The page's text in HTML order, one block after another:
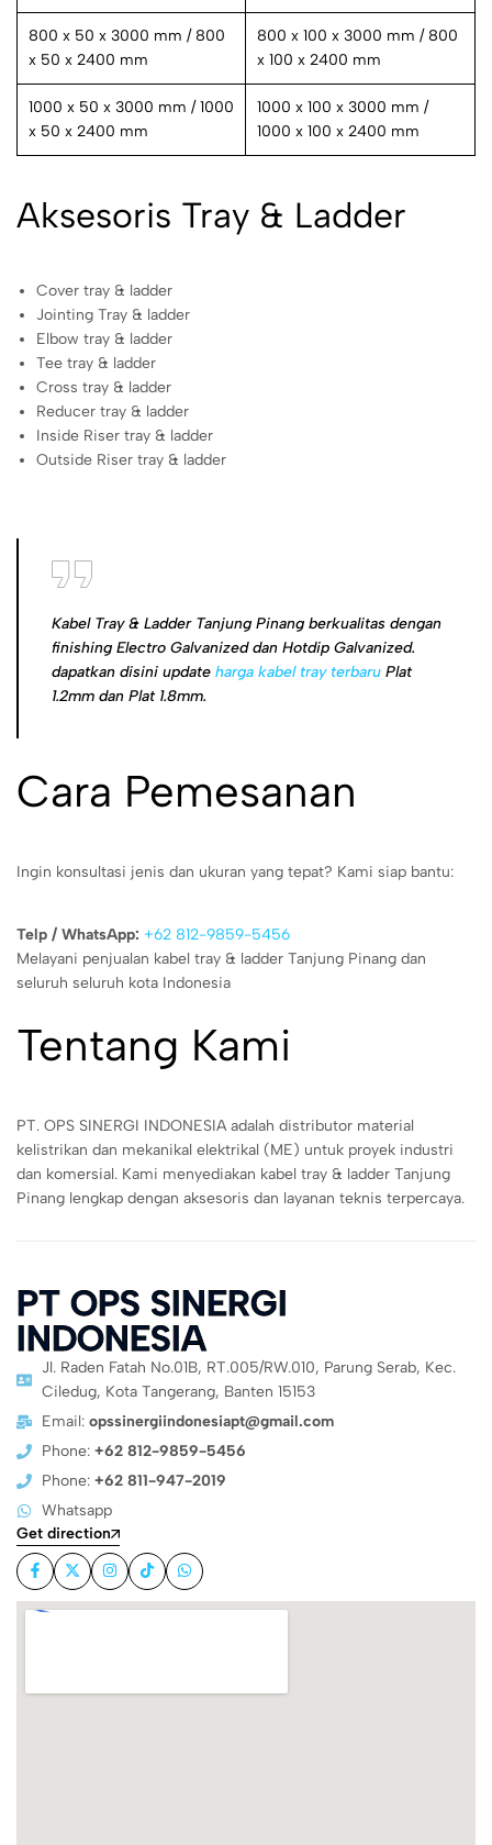
800 x 50 x 3000 mm / 800
x 50 x 2400 mm
800 x 100 x 3000 mm / 800
x 100 x 2400 mm
1000 x 50 x 3000 mm / 1000
x 50 x 2400 mm
1000 x 100 x 3000 mm /
1000 x 100 x 2400 mm
Aksesoris Tray & Ladder
Cover tray & ladder
Jointing Tray & ladder
Elbow tray & ladder
Tee tray & ladder
Cross tray & ladder
Reducer tray & ladder
Inside Riser tray & ladder
Outside Riser tray & ladder
Kabel Tray & Ladder Tanjung Pinang berkualitas dengan
finishing Electro Galvanized dan Hotdip Galvanized.
dapatkan disini update harga kabel tray terbaru Plat
1.2mm dan Plat 1.8mm.
Cara Pemesanan
Ingin konsultasi jenis dan ukuran yang tepat? Kami siap bantu:
Telp / WhatsApp: +62 812-9859-5456
Melayani penjualan kabel tray & ladder Tanjung Pinang dan
seluruh seluruh kota Indonesia
Tentang Kami
PT. OPS SINERGI INDONESIA adalah distributor material
kelistrikan dan mekanikal elektrikal (ME) untuk proyek industri
dan komersial. Kami menyediakan kabel tray & ladder Tanjung
Pinang lengkap dengan aksesoris dan layanan teknis terpercaya.
PT OPS SINERGI
INDONESIA
Jl. Raden Fatah No.01B, RT.005/RW.010, Parung Serab, Kec.
Ciledug, Kota Tangerang, Banten 15153
Email: opssinergiindonesiapt@gmail.com
Phone: +62 812-9859-5456
Phone: +62 811-947-2019
Whatsapp
Get direction